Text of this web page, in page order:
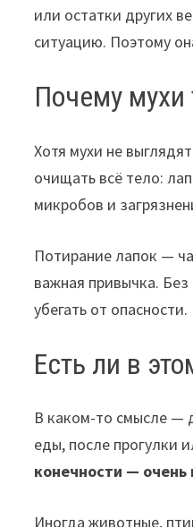
или остатки других
ситуацию. Поэтому
Почему мухи
Хотя мухи не
очищать всё тело:
микробов и
Потирание лапок —
важная привычка. Без
убегать от опасности.
Есть ли в
В каком-то смысле —
еды, после прогулки
конечности — очень
Иногда животные,